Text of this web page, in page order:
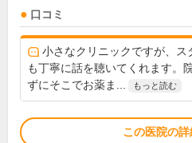
口コミ
小さなクリニックですが、ス
も丁寧に話を聴いてくれます。
ずにそこでお薬ま...
もっと読む
この医院の